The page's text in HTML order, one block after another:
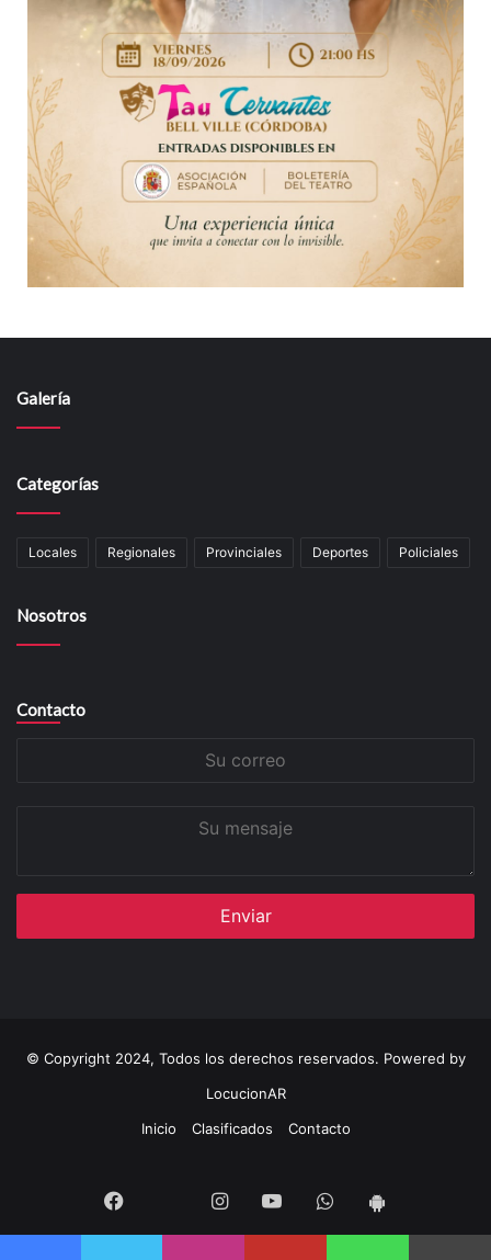
Galería
Categorías
Locales Regionales Provinciales Deportes Policiales
Nosotros
Contacto
© Copyright 2024, Todos los derechos reservados. Powered by
LocucionAR
Inicio
Clasificados Contacto
Facebook InstagramYoutubeWhatsapp